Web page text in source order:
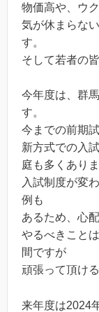
物価高や、ウ
気が休まらな
す。
そして若者の
今年度は、群
す。
今までの前期
新方式での入
庭も多くありま
入試制度が変
例も
あるため、心
やるべきこと
間ですが
頑張って頂け
来年度は2024